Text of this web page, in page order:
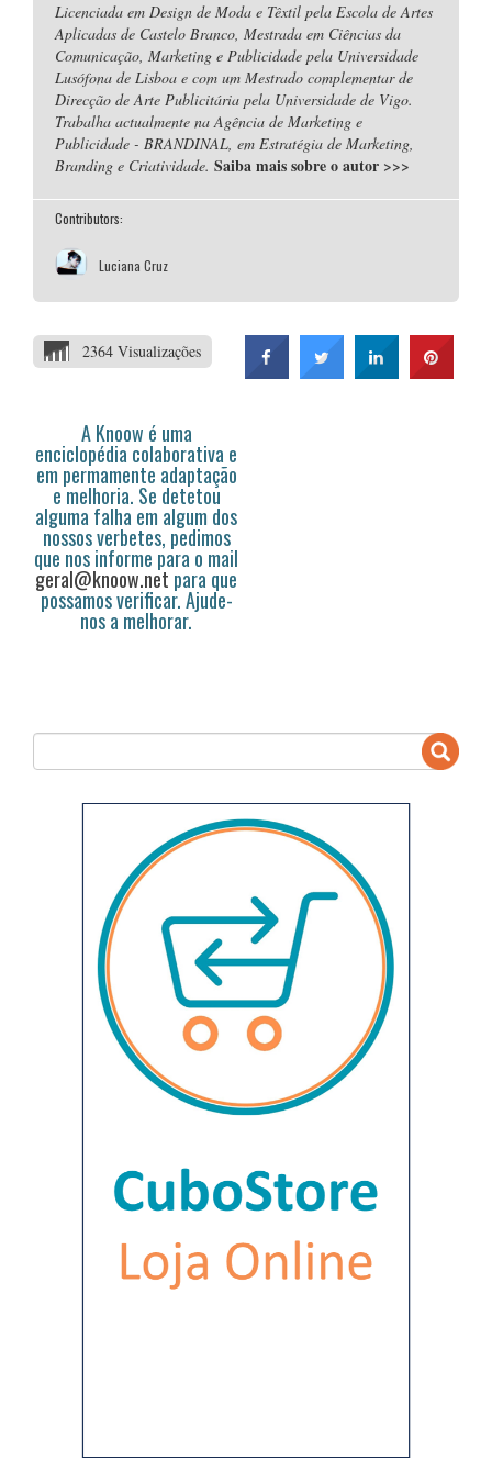
Licenciada em Design de Moda e Têxtil pela Escola de Artes
Aplicadas de Castelo Branco, Mestrada em Ciências da
Comunicação, Marketing e Publicidade pela Universidade
Lusófona de Lisboa e com um Mestrado complementar de
Direcção de Arte Publicitária pela Universidade de Vigo.
Trabalha actualmente na Agência de Marketing e
Publicidade - BRANDINAL, em Estratégia de Marketing,
Branding e Criatividade. Saiba mais sobre o autor >>>
Contributors:
Luciana Cruz
2364 Visualizações
A Knoow é uma
enciclopédia colaborativa e
em permamente adaptação
e melhoria. Se detetou
alguma falha em algum dos
nossos verbetes, pedimos
que nos informe para o mail
geral@knoow.net para que
possamos verificar. Ajude-
nos a melhorar.